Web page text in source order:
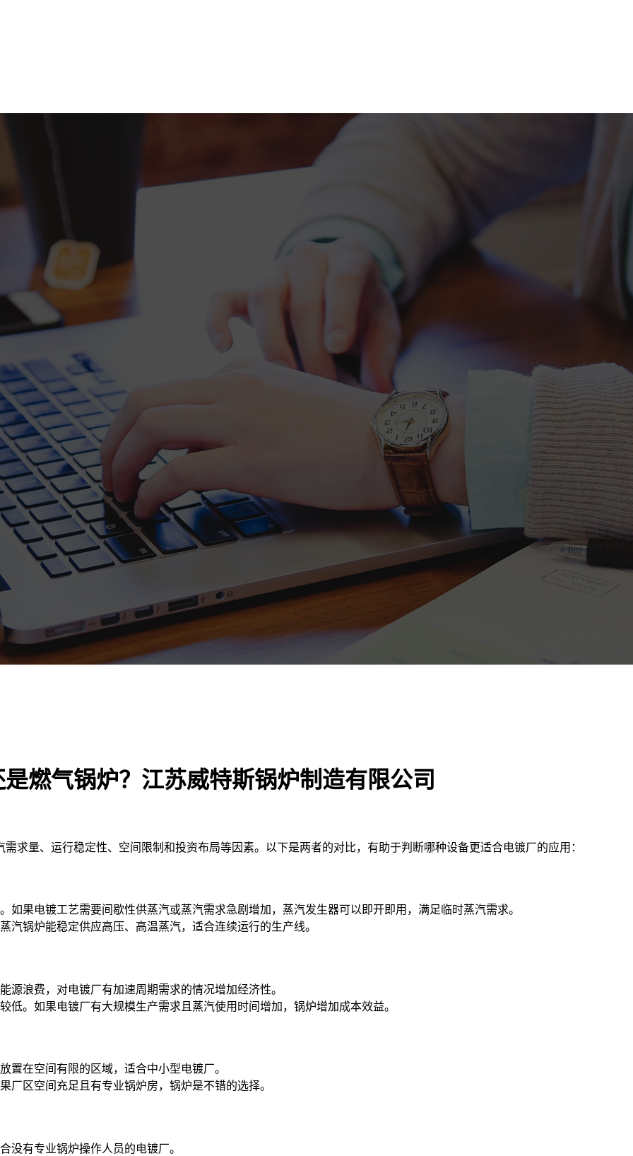
燃气锅炉？江苏威特斯锅炉制造有限公司
求量、运行稳定性、空间限制和投资布局等因素。以下是两者的对比，有助于判断哪种设备更适合电镀厂的应用：
如果电镀工艺需要间歇性供蒸汽或蒸汽需求急剧增加，蒸汽发生器可以即开即用，满足临时蒸汽需求。
汽锅炉能稳定供应高压、高温蒸汽，适合连续运行的生产线。
源浪费，对电镀厂有加速周期需求的情况增加经济性。
低。如果电镀厂有大规模生产需求且蒸汽使用时间增加，锅炉增加成本效益。
置在空间有限的区域，适合中小型电镀厂。
厂区空间充足且有专业锅炉房，锅炉是不错的选择。
没有专业锅炉操作人员的电镀厂。